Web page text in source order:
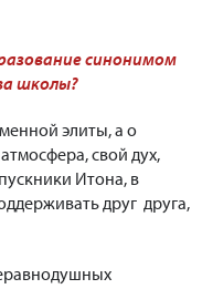
синонимом
школы?
элиты, а о
свой дух,
Итона, в
друг друга,